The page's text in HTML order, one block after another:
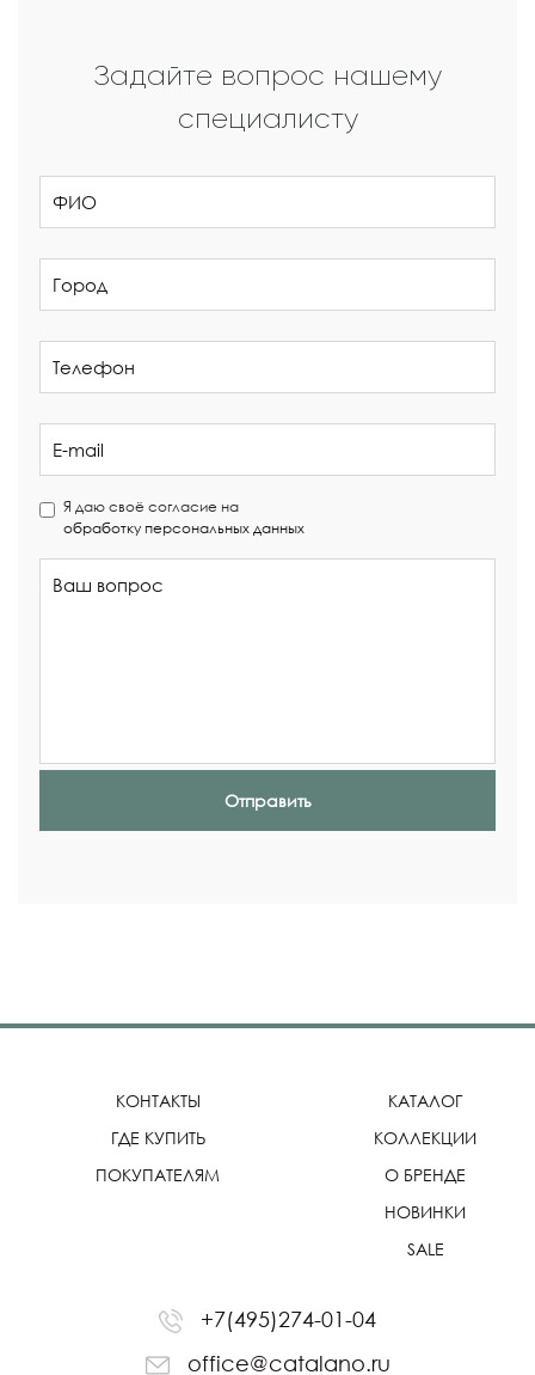
Задайте вопрос нашему
специалисту
Я даю своё согласие на
обработку персональных данных
Отправить
КОНТАКТЫ
ГДЕ КУПИТЬ
ПОКУПАТЕЛЯМ
КАТАЛОГ
КОЛЛЕКЦИИ
О БРЕНДЕ
НОВИНКИ
SALE
+7(495)274-01-04
office@catalano.ru